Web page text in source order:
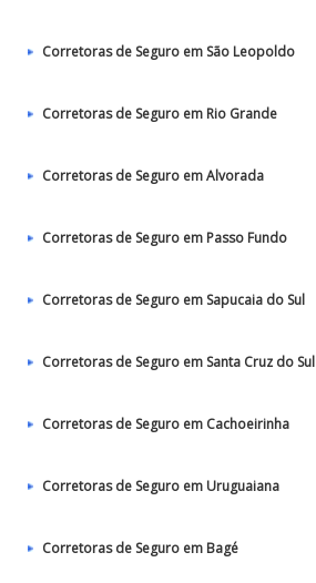
Corretoras de Seguro em São Leopoldo
Corretoras de Seguro em Rio Grande
Corretoras de Seguro em Alvorada
Corretoras de Seguro em Passo Fundo
Corretoras de Seguro em Sapucaia do Sul
Corretoras de Seguro em Santa Cruz do Sul
Corretoras de Seguro em Cachoeirinha
Corretoras de Seguro em Uruguaiana
Corretoras de Seguro em Bagé